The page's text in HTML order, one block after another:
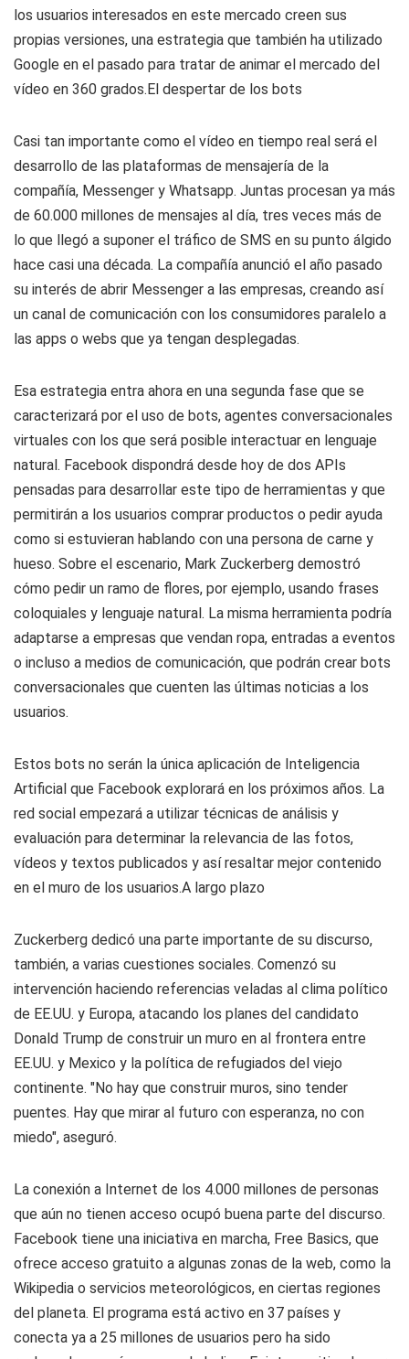
los usuarios interesados en este mercado creen sus
propias versiones, una estrategia que también ha utilizado
Google en el pasado para tratar de animar el mercado del
vídeo en 360 grados.El despertar de los bots
Casi tan importante como el vídeo en tiempo real será el
desarrollo de las plataformas de mensajería de la
compañía, Messenger y Whatsapp. Juntas procesan ya más
de 60.000 millones de mensajes al día, tres veces más de
lo que llegó a suponer el tráfico de SMS en su punto álgido
hace casi una década. La compañía anunció el año pasado
su interés de abrir Messenger a las empresas, creando así
un canal de comunicación con los consumidores paralelo a
las apps o webs que ya tengan desplegadas.
Esa estrategia entra ahora en una segunda fase que se
caracterizará por el uso de bots, agentes conversacionales
virtuales con los que será posible interactuar en lenguaje
natural. Facebook dispondrá desde hoy de dos APIs
pensadas para desarrollar este tipo de herramientas y que
permitirán a los usuarios comprar productos o pedir ayuda
como si estuvieran hablando con una persona de carne y
hueso. Sobre el escenario, Mark Zuckerberg demostró
cómo pedir un ramo de flores, por ejemplo, usando frases
coloquiales y lenguaje natural. La misma herramienta podría
adaptarse a empresas que vendan ropa, entradas a eventos
o incluso a medios de comunicación, que podrán crear bots
conversacionales que cuenten las últimas noticias a los
usuarios.
Estos bots no serán la única aplicación de Inteligencia
Artificial que Facebook explorará en los próximos años. La
red social empezará a utilizar técnicas de análisis y
evaluación para determinar la relevancia de las fotos,
vídeos y textos publicados y así resaltar mejor contenido
en el muro de los usuarios.A largo plazo
Zuckerberg dedicó una parte importante de su discurso,
también, a varias cuestiones sociales. Comenzó su
intervención haciendo referencias veladas al clima político
de EE.UU. y Europa, atacando los planes del candidato
Donald Trump de construir un muro en al frontera entre
EE.UU. y Mexico y la política de refugiados del viejo
continente. "No hay que construir muros, sino tender
puentes. Hay que mirar al futuro con esperanza, no con
miedo", aseguró.
La conexión a Internet de los 4.000 millones de personas
que aún no tienen acceso ocupó buena parte del discurso.
Facebook tiene una iniciativa en marcha, Free Basics, que
ofrece acceso gratuito a algunas zonas de la web, como la
Wikipedia o servicios meteorológicos, en ciertas regiones
del planeta. El programa está activo en 37 países y
conecta ya a 25 millones de usuarios pero ha sido